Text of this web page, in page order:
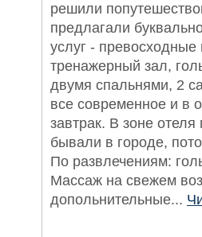
решили
предлагали
услуг - превосходные
тренажерный зал,
двумя спальнями, 2
все современное и в
завтрак. В зоне
бывали в городе,
По развлечениям:
Массаж на свежем
допольнительные...